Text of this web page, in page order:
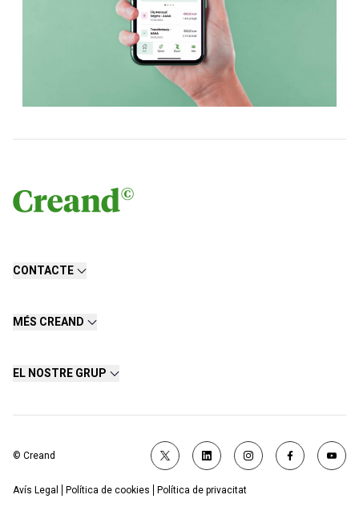
CONTACTE
MÉS CREAND
EL NOSTRE GRUP
© Creand
Avís Legal Política de cookies Política de privacitat